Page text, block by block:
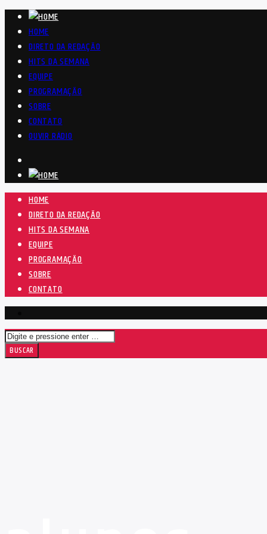
HOME
DIRETO DA REDAÇÃO
HITS DA SEMANA
EQUIPE
PROGRAMAÇÃO
SOBRE
CONTATO
OUVIR RÁDIO
HOME
DIRETO DA REDAÇÃO
HITS DA SEMANA
EQUIPE
PROGRAMAÇÃO
SOBRE
CONTATO